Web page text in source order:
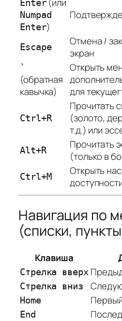
Enter
Numpad
Enter)
Escape
Отмена /
экран
`
(обратная
кавычка)
Открыть
для
Ctrl+R
Прочитать
(золото,
т.д.) или
Alt+R
Прочитать
(только в
Ctrl+M
Открыть
Навигация по
(списки,
Клавиша
Стрелка вверх
Стрелка вниз
Home
End